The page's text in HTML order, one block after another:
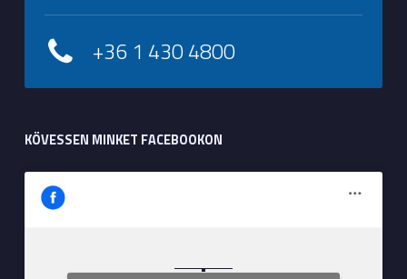
+36 1 430 4800
KÖVESSEN MINKET FACEBOOKON